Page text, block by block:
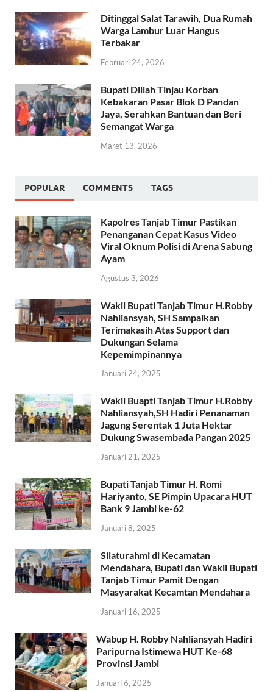
Ditinggal Salat Tarawih, Dua Rumah
Warga Lambur Luar Hangus
Terbakar
Februari 24, 2026
Bupati Dillah Tinjau Korban
Kebakaran Pasar Blok D Pandan
Jaya, Serahkan Bantuan dan Beri
Semangat Warga
Maret 13, 2026
POPULAR COMMENTS TAGS
Kapolres Tanjab Timur Pastikan
Penanganan Cepat Kasus Video
Viral Oknum Polisi di Arena Sabung
Ayam
Agustus 3, 2026
Wakil Bupati Tanjab Timur H.Robby
Nahliansyah, SH Sampaikan
Terimakasih Atas Support dan
Dukungan Selama
Kepemimpinannya
Januari 24, 2025
Wakil Buapti Tanjab Timur H.Robby
Nahliansyah,SH Hadiri Penanaman
Jagung Serentak 1 Juta Hektar
Dukung Swasembada Pangan 2025
Januari 21, 2025
Bupati Tanjab Timur H. Romi
Hariyanto, SE Pimpin Upacara HUT
Bank 9 Jambi ke-62
Januari 8, 2025
Silaturahmi di Kecamatan
Mendahara, Bupati dan Wakil Bupati
Tanjab Timur Pamit Dengan
Masyarakat Kecamtan Mendahara
Januari 16, 2025
Wabup H. Robby Nahliansyah Hadiri
Paripurna Istimewa HUT Ke-68
Provinsi Jambi
Januari 6, 2025